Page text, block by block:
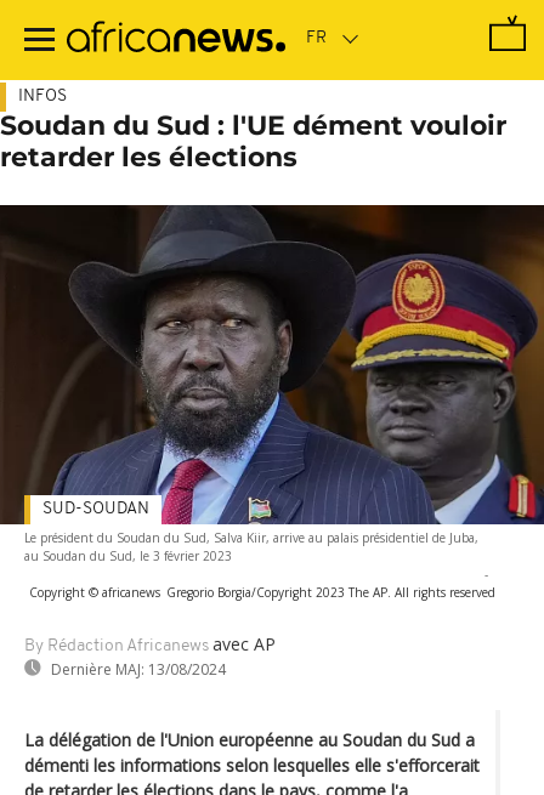
contenu
INFOS
Soudan du Sud : l'UE dément vouloir
retarder les élections
Le président du Soudan du Sud, Salva Kiir, arrive au palais présidentiel de Juba,
au Soudan du Sud, le 3 février 2023
-
Copyright © africanews Gregorio Borgia/Copyright 2023 The AP. All rights reserved
By Rédaction Africanews avec AP
Dernière MAJ: 13/08/2024
SUD-SOUDAN
La délégation de l'Union européenne au Soudan du Sud a
démenti les informations selon lesquelles elle s'efforcerait